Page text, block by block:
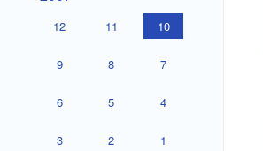
12 11 10
9 8 7
6 5 4
3 2 1